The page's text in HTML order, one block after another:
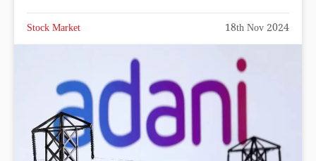
Stock Market 18th Nov 2024